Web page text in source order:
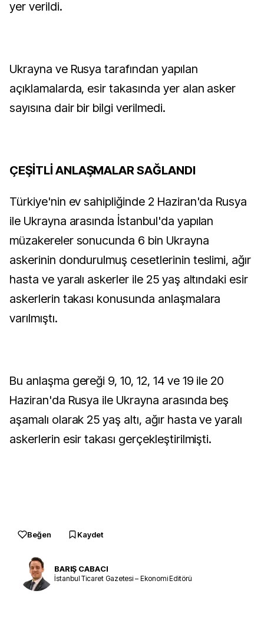
yer verildi.
Ukrayna ve Rusya tarafından yapılan
açıklamalarda, esir takasında yer alan asker
sayısına dair bir bilgi verilmedi.
ÇEŞİTLİ ANLAŞMALAR SAĞLANDI
Türkiye'nin ev sahipliğinde 2 Haziran'da Rusya
ile Ukrayna arasında İstanbul'da yapılan
müzakereler sonucunda 6 bin Ukrayna
askerinin dondurulmuş cesetlerinin teslimi, ağır
hasta ve yaralı askerler ile 25 yaş altındaki esir
askerlerin takası konusunda anlaşmalara
varılmıştı.
Bu anlaşma gereği 9, 10, 12, 14 ve 19 ile 20
Haziran'da Rusya ile Ukrayna arasında beş
aşamalı olarak 25 yaş altı, ağır hasta ve yaralı
askerlerin esir takası gerçekleştirilmişti.
Beğen Kaydet
BARIŞ CABACI
İstanbul Ticaret Gazetesi – Ekonomi Editörü